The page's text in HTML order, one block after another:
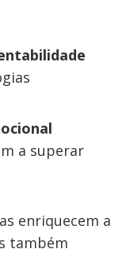
a superar
enriquecem a
também